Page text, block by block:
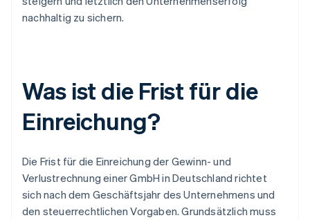
nachhaltig zu sichern.
Was ist die Frist für die
Einreichung?
Die Frist für die Einreichung der Gewinn- und
Verlustrechnung einer GmbH in Deutschland richtet
sich nach dem Geschäftsjahr des Unternehmens und
den steuerrechtlichen Vorgaben. Grundsätzlich muss